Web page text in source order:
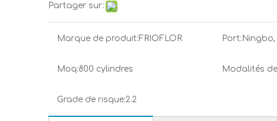
Partager sur:
Marque de produit: FRIOFLOR Port: Ningbo,
Moq:800 cylindres Modalités
Grade de risque:2.2